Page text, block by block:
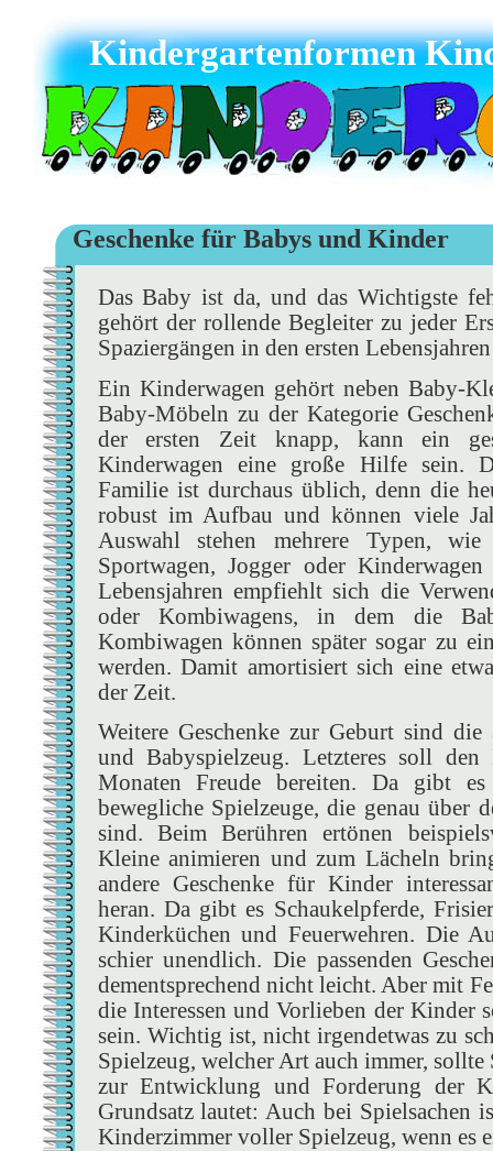
Kindergartenformen
Geschenke für Babys und Kinder
Das Baby ist da, und das Wichtigste
gehört der rollende Begleiter zu jeder
Spaziergängen in den ersten
Ein Kinderwagen gehört neben Baby-
Baby-Möbeln zu der Kategorie
der ersten Zeit knapp, kann ein
Kinderwagen eine große Hilfe sein.
Familie ist durchaus üblich, denn die
robust im Aufbau und können viele
Auswahl stehen mehrere Typen,
Sportwagen, Jogger oder
Lebensjahren empfiehlt sich die
oder Kombiwagens, in dem die
Kombiwagen können später sogar zu
werden. Damit amortisiert sich eine
der Zeit.
Weitere Geschenke zur Geburt sind die
und Babyspielzeug. Letzteres soll
Monaten Freude bereiten. Da gibt
bewegliche Spielzeuge, die genau über
sind. Beim Berühren ertönen
Kleine animieren und zum Lächeln
andere Geschenke für Kinder
heran. Da gibt es Schaukelpferde,
Kinderküchen und Feuerwehren. Die
schier unendlich. Die passenden
dementsprechend nicht leicht. Aber mit
die Interessen und Vorlieben der Kinder
sein. Wichtig ist, nicht irgendetwas zu
Spielzeug, welcher Art auch immer, sollte
zur Entwicklung und Forderung der
Grundsatz lautet: Auch bei Spielsachen
Kinderzimmer voller Spielzeug, wenn es